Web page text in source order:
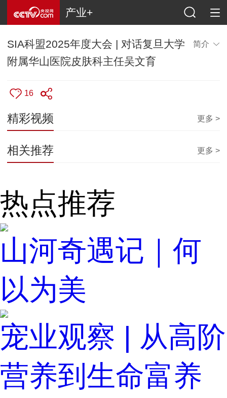
产业+
SIA科盟2025年度大会 | 对话复旦大学
附属华山医院皮肤科主任吴文育
简介
16
精彩视频 更多 >
相关推荐 更多 >
热点推荐
山河奇遇记｜何
以为美
宠业观察 | 从高阶
营养到生命富养